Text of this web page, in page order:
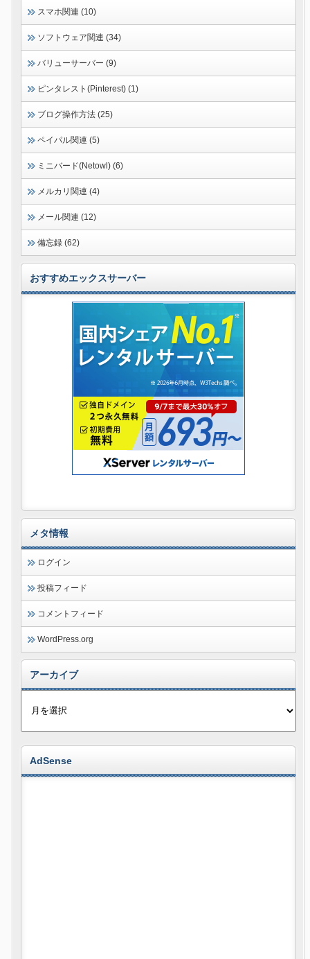
スマホ関連 (10)
ソフトウェア関連 (34)
バリューサーバー (9)
ピンタレスト(Pinterest) (1)
ブログ操作方法 (25)
ペイパル関連 (5)
ミニバード(Netowl) (6)
メルカリ関連 (4)
メール関連 (12)
備忘録 (62)
おすすめエックスサーバー
メタ情報
ログイン
投稿フィード
コメントフィード
WordPress.org
アーカイブ
AdSense